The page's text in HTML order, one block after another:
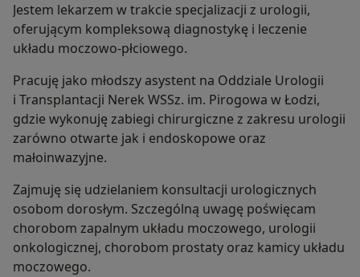
Jestem lekarzem w trakcie specjalizacji z urologii,
oferującym kompleksową diagnostykę i leczenie
układu moczowo-płciowego.
Pracuję jako młodszy asystent na Oddziale Urologii
i Transplantacji Nerek WSSz. im. Pirogowa w Łodzi,
gdzie wykonuję zabiegi chirurgiczne z zakresu urologii
zarówno otwarte jak i endoskopowe oraz
małoinwazyjne.
Zajmuję się udzielaniem konsultacji urologicznych
osobom dorosłym. Szczególną uwagę poświęcam
chorobom zapalnym układu moczowego, urologii
onkologicznej, chorobom prostaty oraz kamicy układu
moczowego.